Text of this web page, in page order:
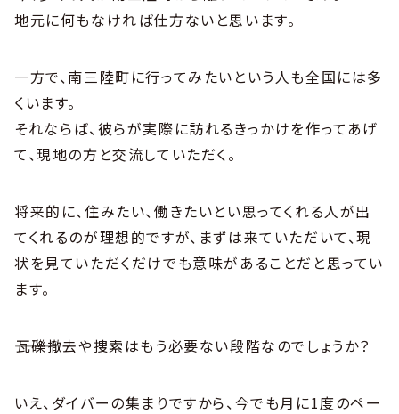
地元に何もなければ仕方ないと思います。
一方で、南三陸町に行ってみたいという人も全国には多
くいます。
それならば、彼らが実際に訪れるきっかけを作ってあげ
て、現地の方と交流していただく。
将来的に、住みたい、働きたいとい思ってくれる人が出
てくれるのが理想的ですが、まずは来ていただいて、現
状を見ていただくだけでも意味があることだと思ってい
ます。
―――瓦礫撤去や捜索はもう必要ない段階なのでしょうか？
いえ、ダイバーの集まりですから、今でも月に1度のペー